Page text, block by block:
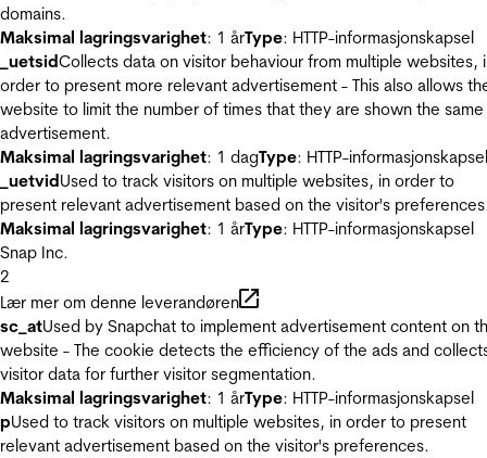
domains.
Maksimal lagringsvarighet: 1 årType: HTTP-informasjonskapsel
_uetsidCollects data on visitor behaviour from multiple websites,
order to present more relevant advertisement - This also allows
website to limit the number of times that they are shown the same
advertisement.
Maksimal lagringsvarighet: 1 dagType: HTTP-informasjonskapsel
_uetvidUsed to track visitors on multiple websites, in order to
present relevant advertisement based on the visitor's
Maksimal lagringsvarighet: 1 årType: HTTP-informasjonskapsel
Snap Inc.
2
Lær mer om denne leverandøren
sc_atUsed by Snapchat to implement advertisement content on
website - The cookie detects the efficiency of the ads and
visitor data for further visitor segmentation.
Maksimal lagringsvarighet: 1 årType: HTTP-informasjonskapsel
pUsed to track visitors on multiple websites, in order to present
relevant advertisement based on the visitor's preferences.